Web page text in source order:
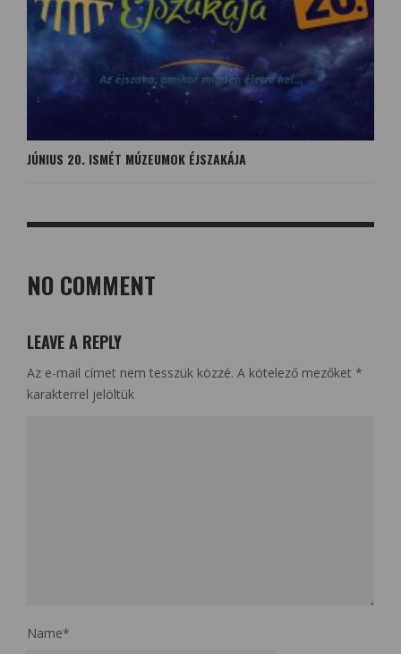
JÚNIUS 20. ISMÉT MÚZEUMOK ÉJSZAKÁJA
NO COMMENT
LEAVE A REPLY
Az e-mail címet nem tesszük közzé. A kötelező mezőket *
karakterrel jelöltük
Name*